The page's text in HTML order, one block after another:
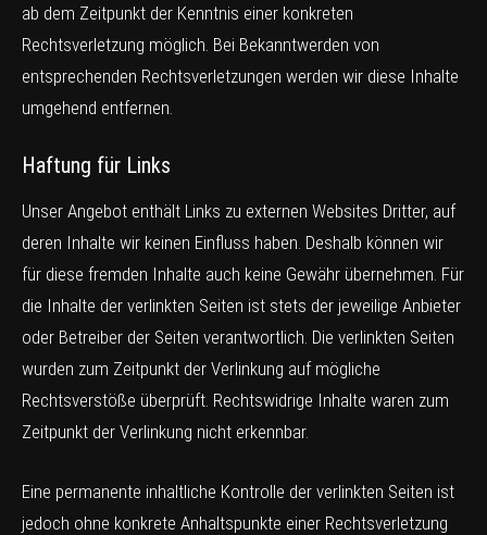
ab dem Zeitpunkt der Kenntnis einer konkreten
Rechtsverletzung möglich. Bei Bekanntwerden von
entsprechenden Rechtsverletzungen werden wir diese Inhalte
umgehend entfernen.
Haftung für Links
Unser Angebot enthält Links zu externen Websites Dritter, auf
deren Inhalte wir keinen Einfluss haben. Deshalb können wir
für diese fremden Inhalte auch keine Gewähr übernehmen. Für
die Inhalte der verlinkten Seiten ist stets der jeweilige Anbieter
oder Betreiber der Seiten verantwortlich. Die verlinkten Seiten
wurden zum Zeitpunkt der Verlinkung auf mögliche
Rechtsverstöße überprüft. Rechtswidrige Inhalte waren zum
Zeitpunkt der Verlinkung nicht erkennbar.
Eine permanente inhaltliche Kontrolle der verlinkten Seiten ist
jedoch ohne konkrete Anhaltspunkte einer Rechtsverletzung